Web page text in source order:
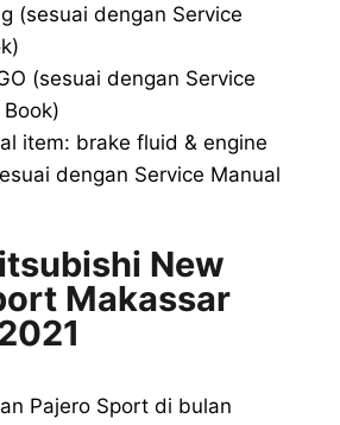
(sesuai dengan Service
(sesuai dengan Service
item: brake fluid & engine
dengan Service Manual
New
Makassar
Pajero Sport di bulan